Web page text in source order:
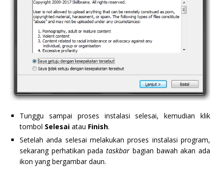
Tunggu sampai proses instalasi selesai, kemudian klik
tombol Selesai atau Finish.
Setelah anda selesai melakukan proses instalasi program,
sekarang perhatikan padataskbar bagian bawah akan ada
ikon yang bergambar daun.